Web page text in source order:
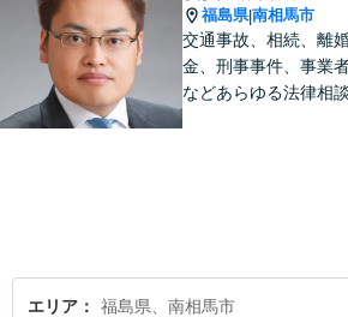
福島県|南相馬市
交通事故、相続、離
金、刑事事件、事業
などあらゆる法律相談
エリア 福島県、南相馬市